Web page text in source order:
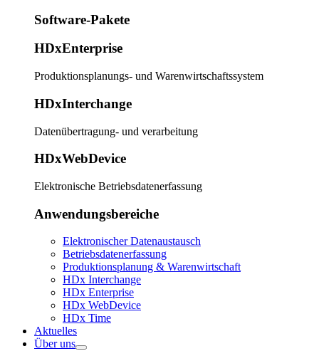
Software-Pakete
HDxEnterprise
Produktionsplanungs- und Warenwirtschaftssystem
HDxInterchange
Datenübertragung- und verarbeitung
HDxWebDevice
Elektronische Betriebsdatenerfassung
Anwendungsbereiche
Elektronischer Datenaustausch
Betriebsdatenerfassung
Produktionsplanung & Warenwirtschaft
HDx Interchange
HDx Enterprise
HDx WebDevice
HDx Time
Aktuelles
Über uns